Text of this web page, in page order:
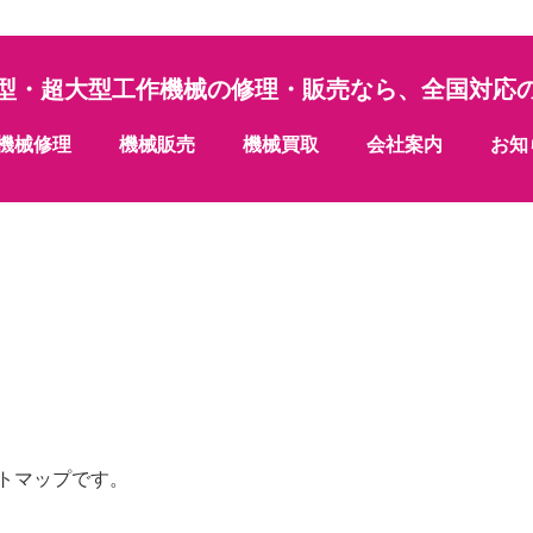
・超大型工作機械の修理・販売なら、全国対応
械修理 機械販売 機械買取 会社案内 お知
マップです。